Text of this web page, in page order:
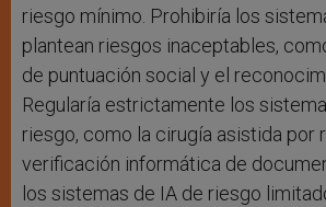
riesgo mínimo. Prohibiría los
plantean riesgos inaceptables,
de puntuación social y el
Regularía estrictamente los
riesgo, como la cirugía asistida por
verificación informática de
los sistemas de IA de riesgo